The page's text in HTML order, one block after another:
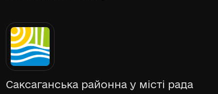
Саксаганська районна у місті рада